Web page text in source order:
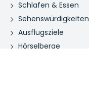
Schlafen & Essen
Sehenswürdigkeiten
Ausflugsziele
Hörselberge